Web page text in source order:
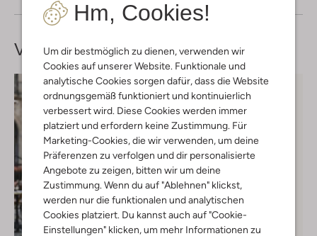
Hm, Cookies!
Um dir bestmöglich zu dienen, verwenden wir
Cookies auf unserer Website. Funktionale und
analytische Cookies sorgen dafür, dass die Website
ordnungsgemäß funktioniert und kontinuierlich
verbessert wird. Diese Cookies werden immer
platziert und erfordern keine Zustimmung. Für
Marketing-Cookies, die wir verwenden, um deine
Präferenzen zu verfolgen und dir personalisierte
Angebote zu zeigen, bitten wir um deine
Zustimmung. Wenn du auf "Ablehnen" klickst,
werden nur die funktionalen und analytischen
Cookies platziert. Du kannst auch auf "Cookie-
Einstellungen" klicken, um mehr Informationen zu
Vervollständige deinenLook